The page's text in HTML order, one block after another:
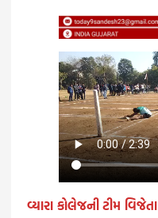
વ્યારા કોલેજની ટીમ વિજેતા